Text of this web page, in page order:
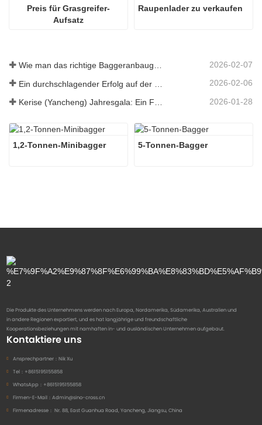
Preis für Grasgreifer-
Aufsatz
Raupenlader zu verkaufen
Wie man das richtige Baggeranbaugerät für Aushub- und Planierungsarbeiten auswählt 2026-02-07
2026-02-06
2026-01-28
1,2-Tonnen-Minibagger 5-Tonnen-Bagger
Die Produkte des Unternehmens werden nach Europa, Nordamerika, Südamerika, Australien und
in andere Regionen exportiert, und es hat langjährige und freundschaftliche
Kooperationsbeziehungen mit namhaften in- und ausländischen Unternehmen aufgebaut.
Kontaktiere uns
Ansprechpartner： Nik Xu
Tel： +8615195155858
WhatsApp： +8615195155858
Firmen-E-Mail： Admin@sino-cross.cn
Firmenadresse： Nr. 88, East Guanhua Road, Yancheng, Jiangsu, China